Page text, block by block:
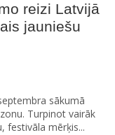
reizi Latvijā
jauniešu
sākumā
Turpinot vairāk
festivāla mērķis...